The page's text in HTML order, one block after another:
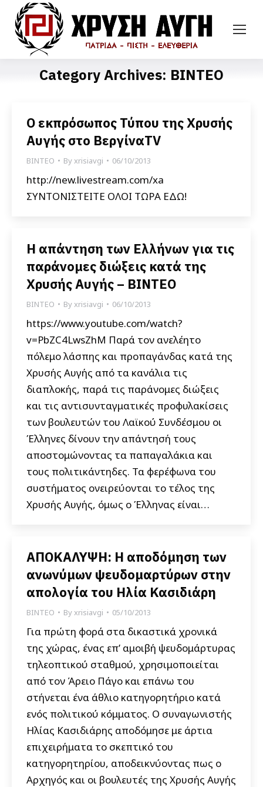
Category Archives: ΒΙΝΤΕΟ
Ο εκπρόσωπος Τύπου της Χρυσής
Αυγής στο ΒεργίναTV
ΒΙΝΤΕΟ Byxrisiavgi 06/10/2013
http://new.livestream.com/xa
ΣΥΝΤΟΝΙΣΤΕΙΤΕ ΟΛΟΙ ΤΩΡΑ ΕΔΩ!
Η απάντηση των Ελλήνων για τις
παράνομες διώξεις κατά της
Χρυσής Αυγής – ΒΙΝΤΕΟ
ΒΙΝΤΕΟ Byxrisiavgi 06/10/2013
https://www.youtube.com/watch?
v=PbZC4LwsZhM Παρά τον ανελέητο
πόλεμο λάσπης και προπαγάνδας κατά της
Χρυσής Αυγής από τα κανάλια τις
διαπλοκής, παρά τις παράνομες διώξεις
και τις αντισυνταγματικές προφυλακίσεις
των βουλευτών του Λαϊκού Συνδέσμου οι
Έλληνες δίνουν την απάντησή τους
αποστομώνοντας τα παπαγαλάκια και
τους πολιτικάντηδες. Τα φερέφωνα του
συστήματος ονειρεύονται το τέλος της
Χρυσής Αυγής, όμως ο Έλληνας είναι…
ΑΠΟΚΑΛΥΨΗ: Η αποδόμηση των
ανωνύμων ψευδομαρτύρων στην
απολογία του Ηλία Κασιδιάρη
ΒΙΝΤΕΟ Byxrisiavgi 05/10/2013
Για πρώτη φορά στα δικαστικά χρονικά
της χώρας, ένας επ’ αμοιβή ψευδομάρτυρας
τηλεοπτικού σταθμού, χρησιμοποιείται
από τον Άρειο Πάγο και επάνω του
στήνεται ένα άθλιο κατηγορητήριο κατά
ενός πολιτικού κόμματος. Ο συναγωνιστής
Ηλίας Κασιδιάρης αποδόμησε με άρτια
επιχειρήματα το σκεπτικό του
κατηγορητηρίου, αποδεικνύοντας πως ο
Αρχηγός και οι βουλευτές της Χρυσής Αυγής